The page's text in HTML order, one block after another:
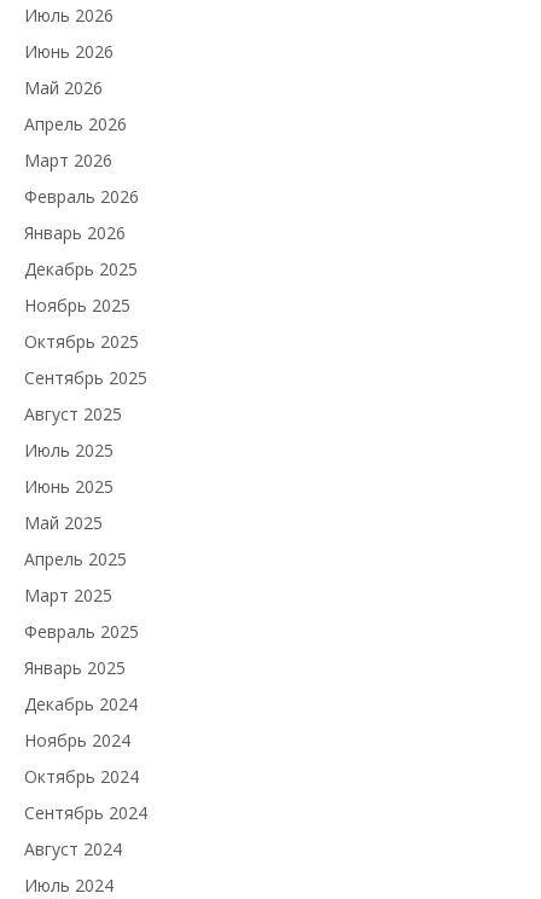
Июль 2026
Июнь 2026
Май 2026
Апрель 2026
Март 2026
Февраль 2026
Январь 2026
Декабрь 2025
Ноябрь 2025
Октябрь 2025
Сентябрь 2025
Август 2025
Июль 2025
Июнь 2025
Май 2025
Апрель 2025
Март 2025
Февраль 2025
Январь 2025
Декабрь 2024
Ноябрь 2024
Октябрь 2024
Сентябрь 2024
Август 2024
Июль 2024